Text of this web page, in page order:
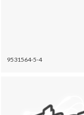
9531564-5-4